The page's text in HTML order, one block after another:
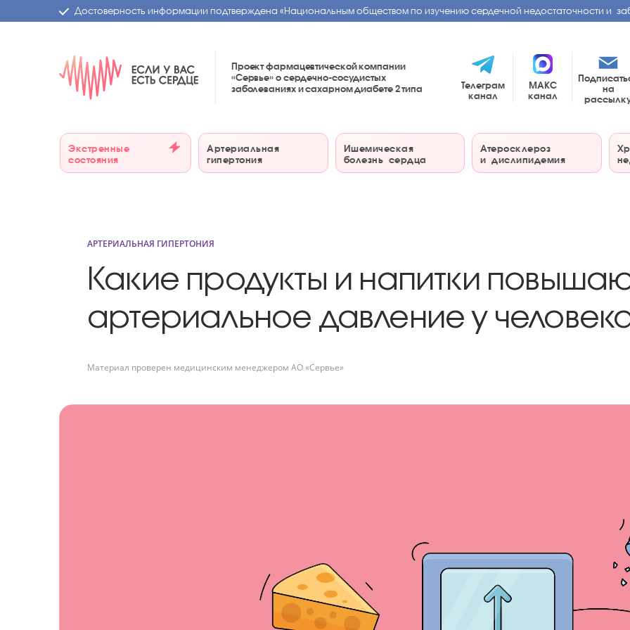
Достоверность информации подтверждена «Национальным обществом по изучению сердечной недостаточности и
Проект фармацевтической компании
«Сервье»о сердечно-сосудистых
заболеваниях и сахарном диабете2 типа
Телеграм
канал
МАКС
канал
на
Экстренные
состояния
Артериальная
гипертония
Ишемическая
болезнь сердца
Атеросклероз
и дислипидемия
АРТЕРИАЛЬНАЯ ГИПЕРТОНИЯ
Какие продукты и напитки
артериальное давление у
Материал проверен медицинским менеджером АО «Сервье»